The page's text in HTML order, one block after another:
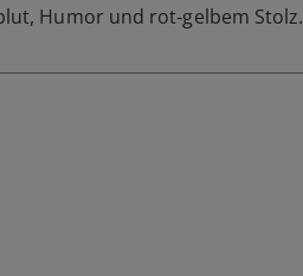
Humor und rot‑gelbem Stolz.